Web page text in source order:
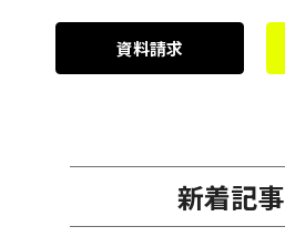
資料請求
新着記事